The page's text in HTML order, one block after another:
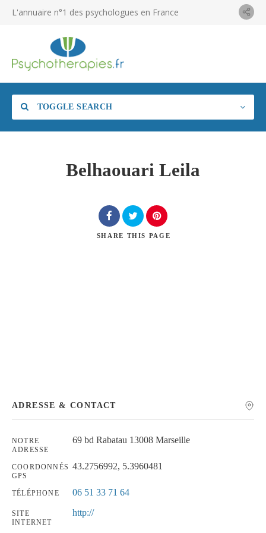
L'annuaire n°1 des psychologues en France
TOGGLE SEARCH
Belhaouari Leila
SHARE THIS PAGE
ADRESSE & CONTACT
NOTRE
ADRESSE
69 bd Rabatau 13008 Marseille
COORDONNÉS
GPS
43.2756992, 5.3960481
TÉLÉPHONE 06 51 33 71 64
SITE
INTERNET
http://